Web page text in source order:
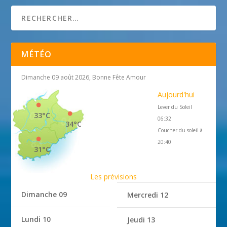
MÉTÉO
Dimanche 09 août 2026, Bonne Fête Amour
34°C
33°C
31°C
Aujourd'hui
Lever du Soleil
06:32
Coucher du soleil à
20:40
Les prévisions
Dimanche 09
Lundi 10
Mercredi 12
Jeudi 13